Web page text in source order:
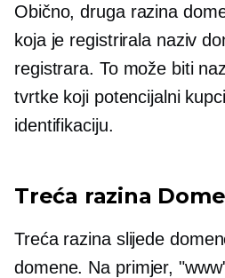
Obično,druga razina
koja je registrirala naziv
registrara. To može biti
tvrtke koji potencijalni
identifikaciju.
Treća razina
Treća razinaslijede
domene. Na primjer,